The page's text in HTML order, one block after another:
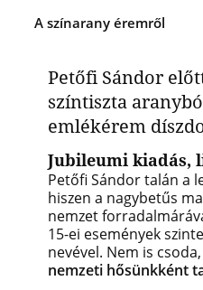
A színarany éremről
Petőfi Sándor
színtiszta
emlékérem
Jubileumi kiadás,
Petőfi Sándor talán a
hiszen a nagybetűs
nemzet
15-ei események
nevével. Nem is
nemzeti hősünkként